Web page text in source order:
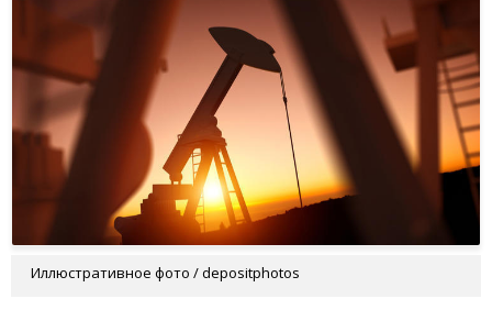
Иллюстративное фото / depositphotos